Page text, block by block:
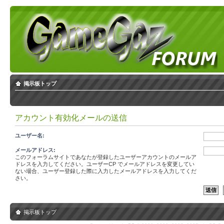
掲示板トップ
アカウント有効化メールの送信
ユーザー名:
メールアドレス:
このフォーラムサイトであなたが登録したユーザーアカウントのメールア
ドレスを入力してください。ユーザーCP でメールアドレスを変更してい
ない場合、ユーザー登録した際に入力したメールアドレスを入力してくだ
さい。
掲示板トップ